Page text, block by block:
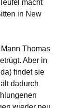
macht
in New
Thomas
Aber in
findet sie
dadurch